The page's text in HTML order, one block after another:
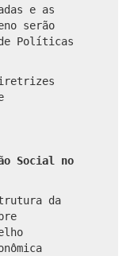
e as
serão
Políticas
Social no
da